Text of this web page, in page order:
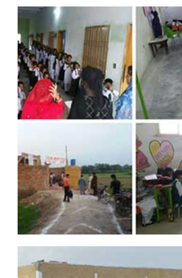
DREAMSDREAM PROJECT NO.1
프로젝트 제목
: 네팔 룸비니 학교 증축
학교이름
: Nav Jeevan English Boarding
기존학교시설
: 교실 16개,강당 1개,화장실 1
학교증축 : 교실 4개, 화장실, 계단, 난간 공사
공사기간: 2014.03.06~2014.05.30 (완공)
후원자 보기
: 파키스탄 라호르 쎄꾸뿌라 학